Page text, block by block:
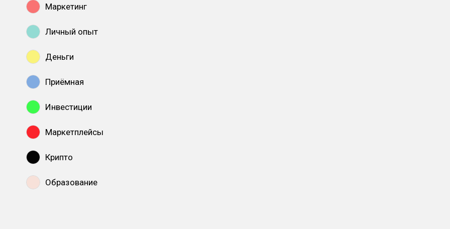
Маркетинг
Личный опыт
Деньги
Приёмная
Инвестиции
Маркетплейсы
Крипто
Образование